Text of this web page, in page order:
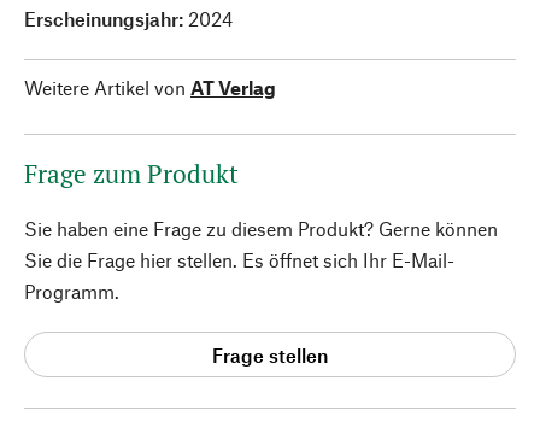
Erscheinungsjahr: 2024
Weitere Artikel von AT Verlag
Frage zum Produkt
Sie haben eine Frage zu diesem Produkt? Gerne können
Sie die Frage hier stellen. Es öffnet sich Ihr E-Mail-
Programm.
Frage stellen